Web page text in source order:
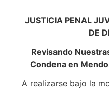
JUSTICIA PENAL
DE
Revisando
Condena en
A realizarse bajo la